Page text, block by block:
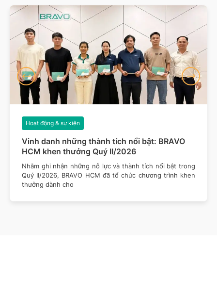
Vinh danh những thành tích nổi bật: BRAVO
HCM khen thưởng Quý II/2026
Hoạt động & sự kiện
Nhằm ghi nhận những nỗ lực và thành tích nổi bật trong
Quý II/2026, BRAVO HCM đã tổ chức chương trình khen
thưởng dành cho